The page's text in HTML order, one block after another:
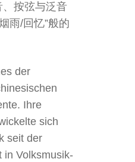
按弦与泛音
雨/回忆”般的
der
Ihre
sich
seit der
in Volksmusik-